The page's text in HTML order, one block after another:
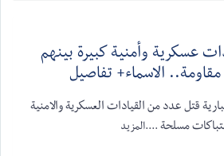
عسكرية وأمنية كبيرة بينهم
مقاومة.. الاسماء+ تفاصيل
قتل عدد من القيادات العسكرية والامنية
مسلحة ....المزيد